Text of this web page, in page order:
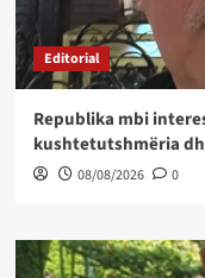
Editorial
Republika mbi
kushtetutshmëria
08/08/2026 0